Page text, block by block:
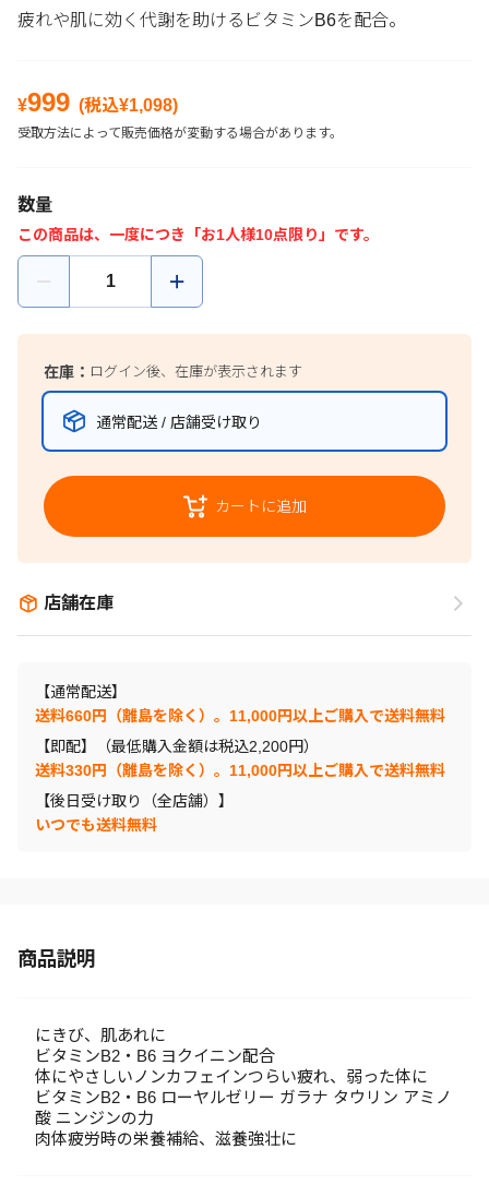
疲れや肌に効く代謝を助けるビタミンB6を配合。
¥999 (税込¥1,098)
受取方法によって販売価格が変動する場合があります。
数量
この商品は、一度につき「お1人様10点限り」です。
在庫： ログイン後、在庫が表示されます
通常配送 / 店舗受け取り
カートに追加
店舗在庫
【通常配送】
送料660円（離島を除く）。11,000円以上ご購入で送料無料
【即配】（最低購入金額は税込2,200円）
送料330円（離島を除く）。11,000円以上ご購入で送料無料
【後日受け取り（全店舗）】
いつでも送料無料
商品説明
にきび、肌あれに
ビタミンB2・B6 ヨクイニン配合
体にやさしいノンカフェインつらい疲れ、弱った体に
ビタミンB2・B6 ローヤルゼリー ガラナ タウリン アミノ
酸 ニンジンの力
肉体疲労時の栄養補給、滋養強壮に